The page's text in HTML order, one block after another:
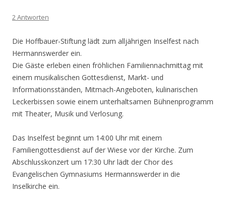
2 Antworten
Die Hoffbauer-Stiftung lädt zum alljährigen Inselfest nach
Hermannswerder ein.
Die Gäste erleben einen fröhlichen Familiennachmittag mit
einem musikalischen Gottesdienst, Markt- und
Informationsständen, Mitmach-Angeboten, kulinarischen
Leckerbissen sowie einem unterhaltsamen Bühnenprogramm
mit Theater, Musik und Verlosung.
Das Inselfest beginnt um 14:00 Uhr mit einem
Familiengottesdienst auf der Wiese vor der Kirche. Zum
Abschlusskonzert um 17:30 Uhr lädt der Chor des
Evangelischen Gymnasiums Hermannswerder in die
Inselkirche ein.